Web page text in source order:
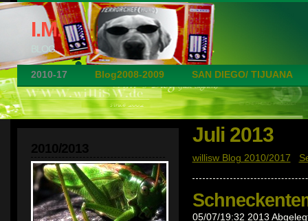
I.M.
BLOG
2010-17 Blog2008-2009 SAN DIEGO/ TIJUANA
2010/2013
Juli 2013
willisw Blog 2010/2017
05/07/19:32 2013